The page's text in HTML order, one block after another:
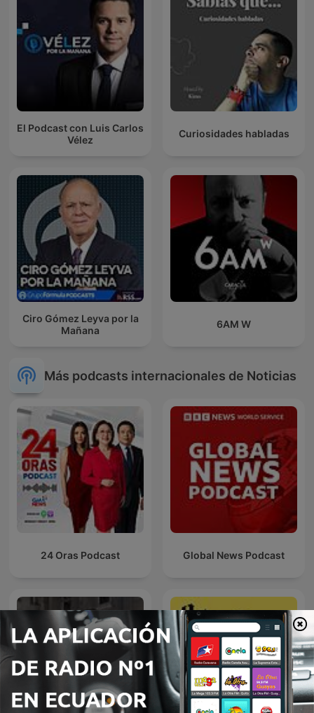
El Podcast con Luis Carlos
Vélez
Curiosidades habladas
Ciro Gómez Leyva por la
Mañana
6AM W
Más podcasts internacionales de Noticias
24 Oras Podcast Global News Podcast